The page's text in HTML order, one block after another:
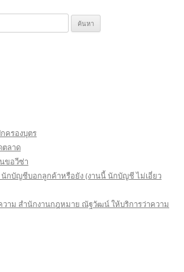
ครองบุตร
ตลาด
ขอวีซ่า
กบัญชีบอกลูกค้าหรือยัง (งานนี้ นักบัญชี ไม่เอี่ยว
วาม สำนักงานกฎหมาย ณัฐวัฒน์ ให้บริการว่าความ